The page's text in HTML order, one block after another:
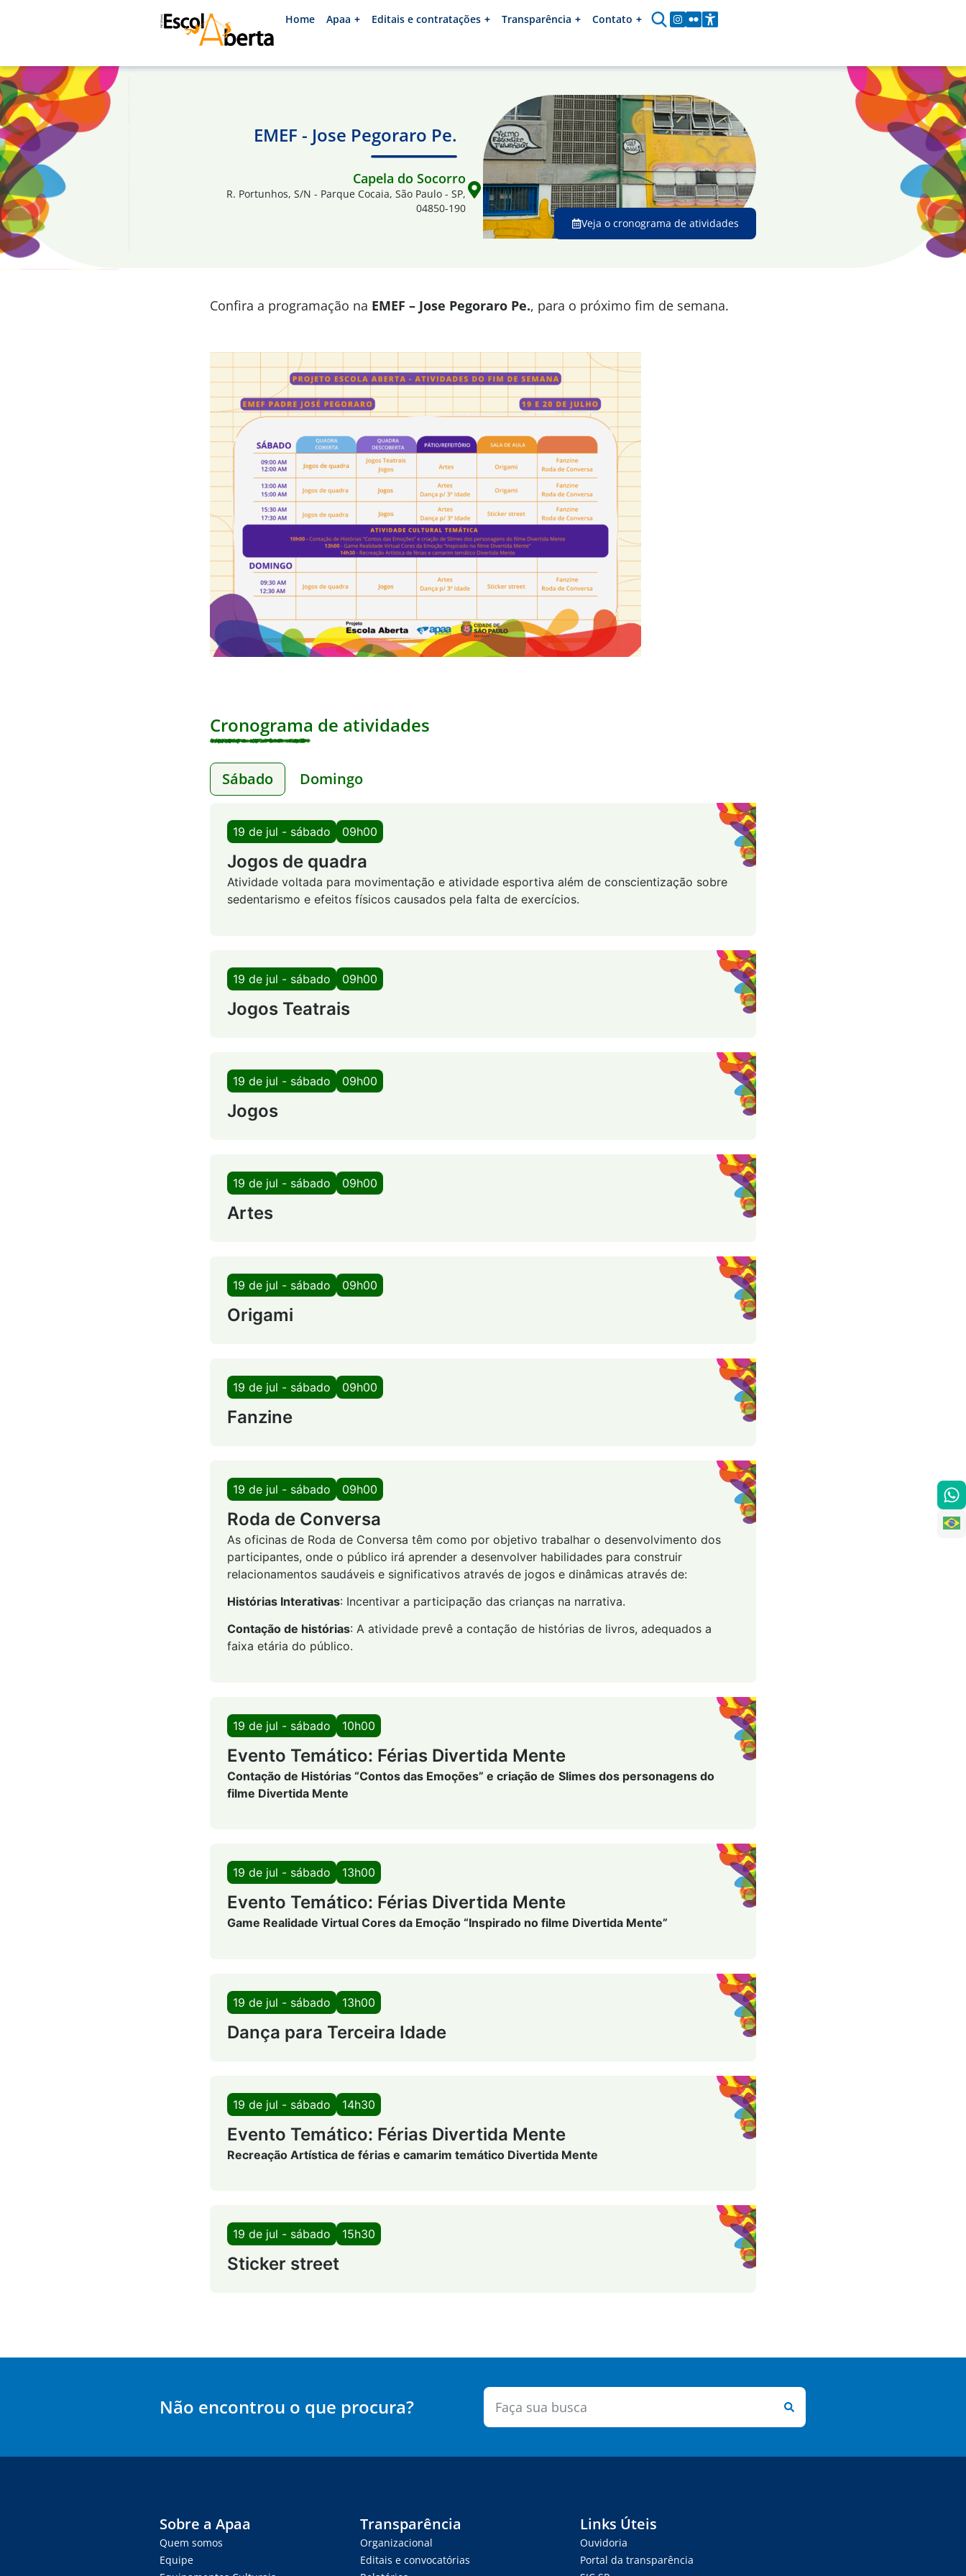
Home Apaa Editais e contratações Transparência Contato
EMEF - Jose Pegoraro Pe.
Capela do Socorro
R. Portunhos, S/N - Parque Cocaia, São Paulo - SP,
04850-190
Veja o cronograma de atividades
Confira a programação na EMEF – Jose Pegoraro Pe., para o próximo fim de semana.
Cronograma de atividades
Sábado Domingo
19 de jul - sábado 09h00
Jogos de quadra
Atividade voltada para movimentação e atividade esportiva além de conscientização sobre
sedentarismo e efeitos físicos causados pela falta de exercícios.
19 de jul - sábado 09h00
Jogos Teatrais
19 de jul - sábado 09h00
Jogos
19 de jul - sábado 09h00
Artes
19 de jul - sábado 09h00
Origami
19 de jul - sábado 09h00
Fanzine
19 de jul - sábado 09h00
Roda de Conversa
As oficinas de Roda de Conversa têm como por objetivo trabalhar o desenvolvimento dos
participantes, onde o público irá aprender a desenvolver habilidades para construir
relacionamentos saudáveis e significativos através de jogos e dinâmicas através de:
Histórias Interativas: Incentivar a participação das crianças na narrativa.
Contação de histórias: A atividade prevê a contação de histórias de livros, adequados a
faixa etária do público.
19 de jul - sábado 10h00
Evento Temático: Férias Divertida Mente
Contação de Histórias “Contos das Emoções” e criação de Slimes dos personagens do
filme Divertida Mente
19 de jul - sábado 13h00
Evento Temático: Férias Divertida Mente
Game Realidade Virtual Cores da Emoção “Inspirado no filme Divertida Mente”
19 de jul - sábado 13h00
Dança para Terceira Idade
19 de jul - sábado 14h30
Evento Temático: Férias Divertida Mente
Recreação Artística de férias e camarim temático Divertida Mente
19 de jul - sábado 15h30
Sticker street
Não encontrou o que procura?
Sobre a Apaa
Quem somos
Equipe
Transparência
Organizacional
Editais e convocatórias
Links Úteis
Ouvidoria
Portal da transparência